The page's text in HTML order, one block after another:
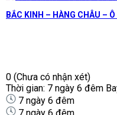
BẮC KINH – HÀNG CHÂU –
0 (Chưa có nhận xét)
Thời gian: 7 ngày 6 đêm
7 ngày 6 đêm